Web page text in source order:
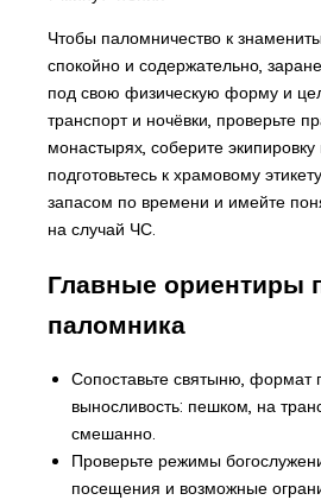
Чтобы паломничество к
спокойно и содержательно,
под свою физическую форму и
транспорт и ночёвки, проверьте
монастырях, соберите экипировку
подготовьтесь к храмовому
запасом по времени и имейте
на случай ЧС.
Главные ориентиры
паломника
Сопоставьте святыню, формат
выносливость: пешком, на
смешанно.
Проверьте режимы
посещения и возможные